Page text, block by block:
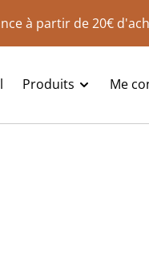
à partir de 20€
Produits Me